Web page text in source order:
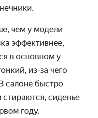
чем у модели
эффективнее,
в основном у
из-за чего
салоне быстро
сиденье
году.